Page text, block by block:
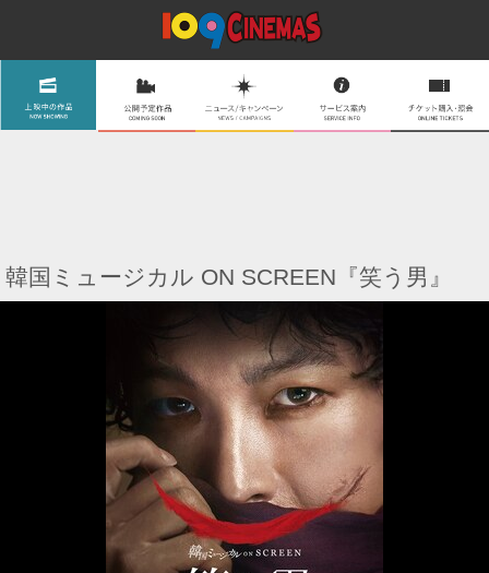
韓国ミュージカル ON SCREEN『笑う男』